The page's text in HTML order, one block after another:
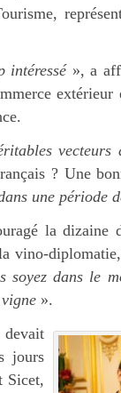
intéressé», a
extérieur
vecteurs
? Une
une période
la dizaine
vino-
soyez dans le
».
jours
Sicet,